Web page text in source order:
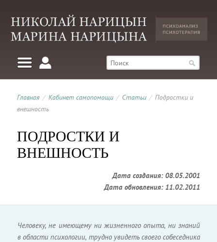
Главная / Кабинет самопомощи / Статьи / Подростки и
внешность
ПОДРОСТКИ И
ВНЕШНОСТЬ
Дата создания: 08.05.2001
Дата обновления: 11.02.2011
Человеку, не имеющему ни жизненного опыта, ни знаний
в области психологии, трудно увидеть своего собеседника